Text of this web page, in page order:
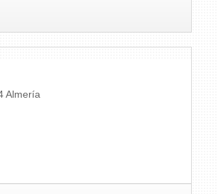
Almería